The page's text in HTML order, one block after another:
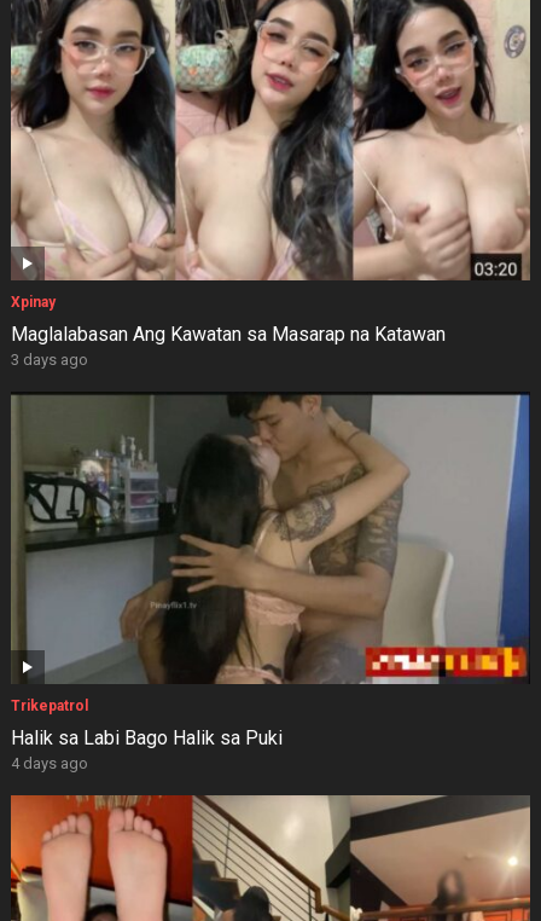
Xpinay
Maglalabasan Ang Kawatan sa Masarap na Katawan
3 days ago
Trikepatrol
Halik sa Labi Bago Halik sa Puki
4 days ago